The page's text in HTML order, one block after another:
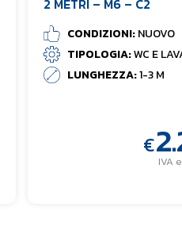
CONDIZIONI:NUOVO
TIPOLOGIA:WC E
LUNGHEZZA:1-3 M
€
IVA